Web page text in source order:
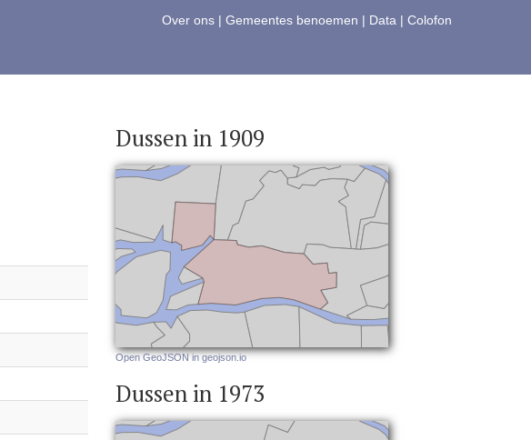
Over ons | Gemeentes benoemen | Data | Colofon
Dussen in 1909
Open GeoJSON in geojson.io
Dussen in 1973